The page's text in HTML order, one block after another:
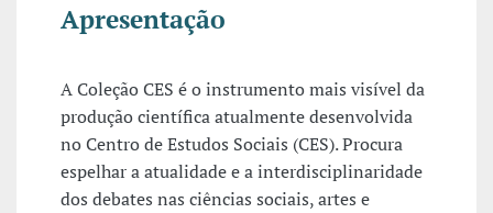
Apresentação
A Coleção CES é o instrumento mais visível da
produção científica atualmente desenvolvida
no Centro de Estudos Sociais (CES). Procura
espelhar a atualidade e a interdisciplinaridade
dos debates nas ciências sociais, artes e